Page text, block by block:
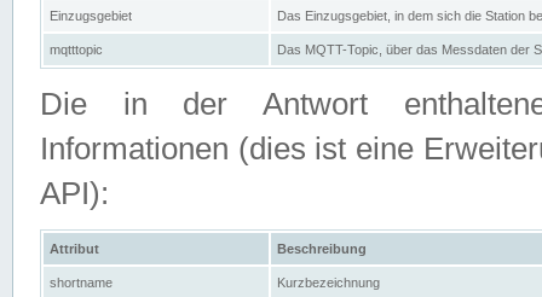
Einzugsgebiet Das Einzugsgebiet, in dem sich die Station
mqtttopic Das MQTT-Topic, über das Messdaten der
Die in der Antwort
Informationen (dies ist eine
API):
Attribut Beschreibung
shortname Kurzbezeichnung